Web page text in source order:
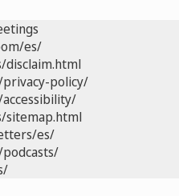
es/
policy/
sitemap.html
es/